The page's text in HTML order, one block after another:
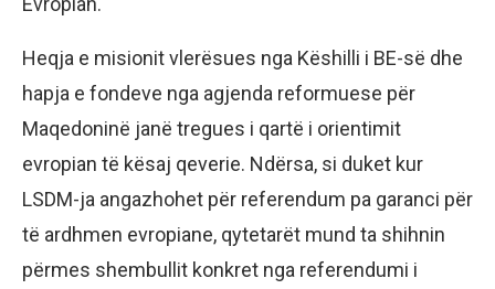
Heqja e misionit vlerësues nga Këshilli i BE-së dhe
hapja e fondeve nga agjenda reformuese për
Maqedoninë janë tregues i qartë i orientimit
evropian të kësaj qeverie. Ndërsa, si duket kur
LSDM-ja angazhohet për referendum pa garanci për
të ardhmen evropiane, qytetarët mund ta shihnin
përmes shembullit konkret nga referendumi i